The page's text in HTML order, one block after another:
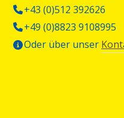
+43 (0)512 392626
+49 (0)8823 9108995
Oder über unser